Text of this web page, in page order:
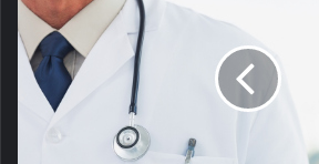
ve
diş
hekimi
muayenelerinde
alınan